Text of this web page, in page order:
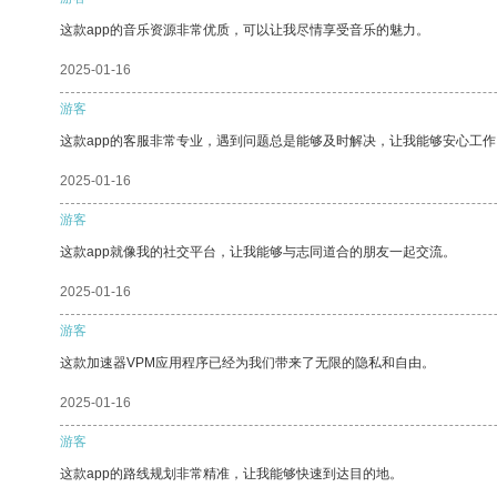
这款app的音乐资源非常优质，可以让我尽情享受音乐的魅力。
2025-01-16
游客
这款app的客服非常专业，遇到问题总是能够及时解决，让我能够安心工
2025-01-16
游客
这款app就像我的社交平台，让我能够与志同道合的朋友一起交流。
2025-01-16
游客
这款加速器VPM应用程序已经为我们带来了无限的隐私和自由。
2025-01-16
游客
这款app的路线规划非常精准，让我能够快速到达目的地。